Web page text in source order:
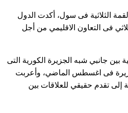
مؤتمر صحفى للخارجية
الثلاثية فى سول، أكدت الدول
فى التعاون الاقليمي من أجل
بين جانبي شبه الجزيرة الكورية التى
فى اغسطس الماضي، وأعربت
إلى تقدم حقيقي للعلاقات بين